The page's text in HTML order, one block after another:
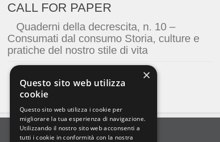
CALL FOR PAPER
Quaderni della decrescita, n. 10 –
Consumati dal consumo Storia, culture e
pratiche del nostro stile di vita
×
Questo sito web utilizza
cookie
Questo sito web utilizza i cookie per
migliorare la tua esperienza di navigazione.
Utilizzando il nostro sito web acconsenti a
tutti i cookie in conformità con la nostra